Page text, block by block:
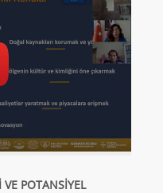
POTANSİYEL